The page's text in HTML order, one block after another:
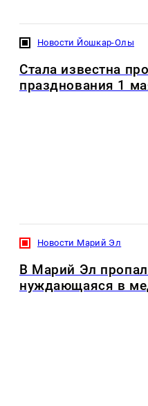
Новости Йошкар-Олы
Стала известна
празднования 1
Новости Марий Эл
В Марий Эл
нуждающаяся в